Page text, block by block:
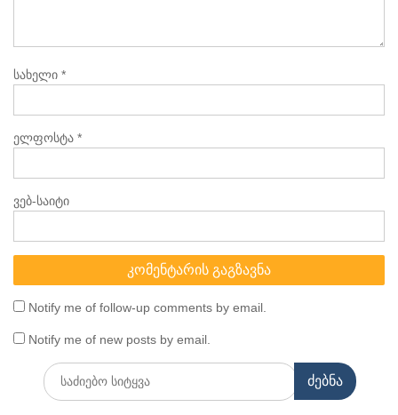
სახელი *
ელფოსტა *
ვებ-საიტი
Notify me of follow-up comments by email.
Notify me of new posts by email.
Search
for: